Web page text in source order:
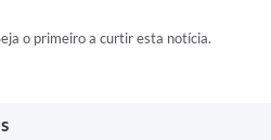
o primeiro a curtir esta notícia.